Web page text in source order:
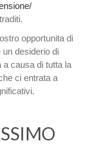
opportunita di
un desiderio di
a causa di tutta la
ci entrata a